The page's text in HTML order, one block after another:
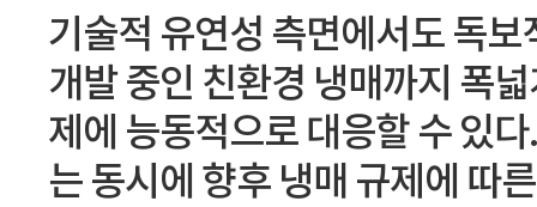
기술적 유연성 측면에서도 독
개발 중인 친환경 냉매까지 폭
제에 능동적으로 대응할 수 있
는 동시에 향후 냉매 규제에 따